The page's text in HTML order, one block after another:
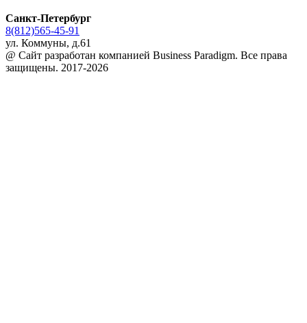
Санкт-Петербург
8(812)565-45-91
ул. Коммуны, д.61
@ Сайт разработан компанией Business Paradigm. Все права
защищены. 2017-2026